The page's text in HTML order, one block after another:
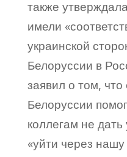
также
имели
украинской
Белоруссии в
заявил о том,
Белоруссии
коллегам не
«уйти через